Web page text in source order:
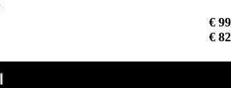
€ 99
€ 82